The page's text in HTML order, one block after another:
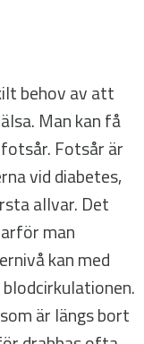
behov av att
Man kan få
Fotsår är
vid diabetes,
allvar. Det
man
kan med
är längs bort